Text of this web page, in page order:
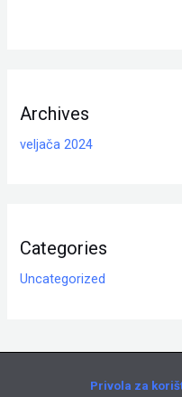
Archives
veljača 2024
Categories
Uncategorized
Privola za